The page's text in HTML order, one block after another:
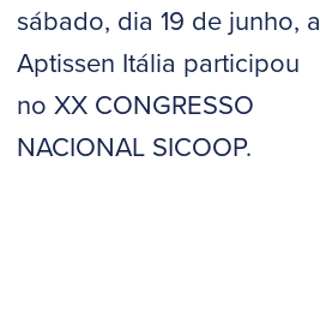
sábado, dia 19 de junho, a
Aptissen Itália participou
no XX CONGRESSO
NACIONAL SICOOP.